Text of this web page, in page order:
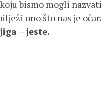
bismo mogli nazvati
ono što nas je
– jeste.